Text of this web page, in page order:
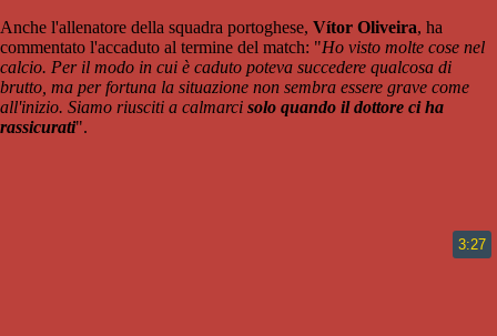
Anche l'allenatore della squadra portoghese, Vítor Oliveira, ha
commentato l'accaduto al termine del match: "Ho visto molte cose nel
calcio. Per il modo in cui è caduto poteva succedere qualcosa di
brutto, ma per fortuna la situazione non sembra essere grave come
all'inizio. Siamo riusciti a calmarci solo quando il dottore ci ha
rassicurati".